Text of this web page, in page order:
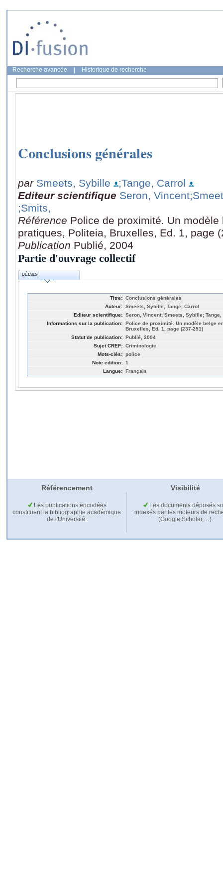
Recherche avancée Historique de recherche
Conclusions générales
par Smeets, Sybille
;Tange, Carrol
Editeur scientifique Seron, Vincent
;Smits,
Référence Police de proximité. Un
pratiques, Politeia, Bruxelles, Ed. 1, page
Publication Publié, 2004
Partie d'ouvrage collectif
DÉTAILS
Titre: Conclusions générales
Auteur: Smeets, Sybille; Tange, Carrol
Editeur scientifique: Seron, Vincent; Smeets, Sybille;
Informations sur la publication: Police de proximité. Un modèle belge
Bruxelles, Ed. 1, page (237-251)
Statut de publication: Publié, 2004
Sujet CREF: Criminologie
Mots-clés: police
Note edition: 1
Langue: Français
Référencement Visibilité
Les publications encodées
constituent la bibliographie académique
de l'Université.
Les documents déposés
indexés par les moteurs de
(Google Scholar,…).